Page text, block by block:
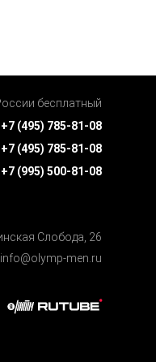
бесплатный
+7 (495) 785-81-08
+7 (495) 785-81-08
+7 (995) 500-81-08
Cлобода, 26
info@olymp-men.ru